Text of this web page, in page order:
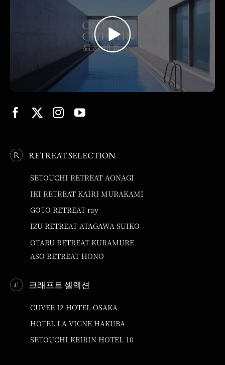
RETREAT SELECTION
SETOUCHI RETREAT AONAGI
IKI RETREAT KAIRI MURAKAMI
GOTO RETREAT ray
IZU RETREAT ATAGAWA SUIKO
OTARU RETREAT KURAMURE
ASO RETREAT HONO
크래프트 셀렉션
CUVEE J2 HOTEL OSAKA
HOTEL LA VIGNE HAKUBA
SETOUCHI KEIRIN HOTEL 10